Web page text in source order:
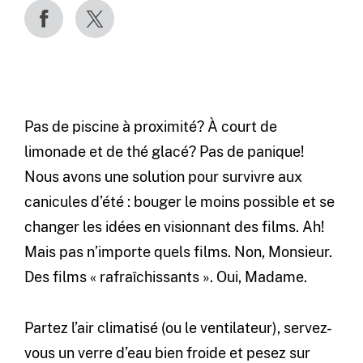
Pas de piscine à proximité? À court de
limonade et de thé glacé? Pas de panique!
Nous avons une solution pour survivre aux
canicules d’été : bouger le moins possible et se
changer les idées en visionnant des films. Ah!
Mais pas n’importe quels films. Non, Monsieur.
Des films « rafraîchissants ». Oui, Madame.
Partez l’air climatisé (ou le ventilateur), servez-
vous un verre d’eau bien froide et pesez sur